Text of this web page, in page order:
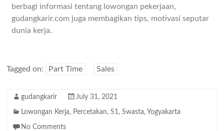
berbagi informasi tentang lowongan pekerjaan,
gudangkarir.com juga membagikan tips, motivasi seputar
dunia kerja.
Tagged on: Part Time Sales
gudangkarir July 31, 2021
Lowongan Kerja, Percetakan,S1,Swasta, Yogyakarta
No Comments